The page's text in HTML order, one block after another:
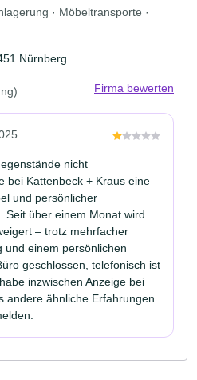
· Möbeltransporte ·
Nürnberg
Firma bewerten
nicht
bei Kattenbeck + Kraus eine
und persönlicher
Seit über einem Monat wird
– trotz mehrfacher
und einem persönlichen
geschlossen, telefonisch ist
inzwischen Anzeige bei
andere ähnliche Erfahrungen